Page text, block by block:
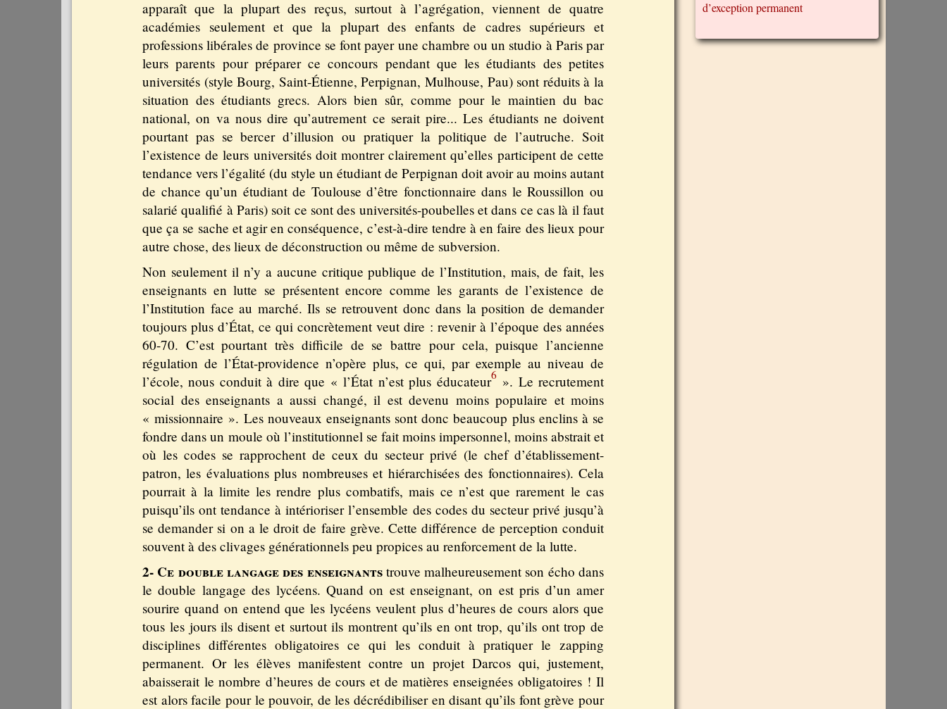
apparaît que la plupart des reçus, surtout à l’agrégation, viennent de quatre
académies seulement et que la plupart des enfants de cadres supérieurs et
professions libérales de province se font payer une chambre ou un studio à Paris par
leurs parents pour préparer ce concours pendant que les étudiants des petites
universités (style Bourg, Saint-Étienne, Perpignan, Mulhouse, Pau) sont réduits à la
situation des étudiants grecs. Alors bien sûr, comme pour le maintien du bac
national, on va nous dire qu’autrement ce serait pire... Les étudiants ne doivent
pourtant pas se bercer d’illusion ou pratiquer la politique de l’autruche. Soit
l’existence de leurs universités doit montrer clairement qu’elles participent de cette
tendance vers l’égalité (du style un étudiant de Perpignan doit avoir au moins autant
de chance qu’un étudiant de Toulouse d’être fonctionnaire dans le Roussillon ou
salarié qualifié à Paris) soit ce sont des universités-poubelles et dans ce cas là il faut
que ça se sache et agir en conséquence, c’est-à-dire tendre à en faire des lieux pour
autre chose, des lieux de déconstruction ou même de subversion.
Non seulement il n’y a aucune critique publique de l’Institution, mais, de fait, les
enseignants en lutte se présentent encore comme les garants de l’existence de
l’Institution face au marché. Ils se retrouvent donc dans la position de demander
toujours plus d’État, ce qui concrètement veut dire : revenir à l’époque des années
60-70. C’est pourtant très difficile de se battre pour cela, puisque l’ancienne
régulation de l’État-providence n’opère plus, ce qui, par exemple au niveau de
l’école, nous conduit à dire que « l’État n’est plus éducateur6». Le recrutement
social des enseignants a aussi changé, il est devenu moins populaire et moins
« missionnaire ». Les nouveaux enseignants sont donc beaucoup plus enclins à se
fondre dans un moule où l’institutionnel se fait moins impersonnel, moins abstrait et
où les codes se rapprochent de ceux du secteur privé (le chef d’établissement-
patron, les évaluations plus nombreuses et hiérarchisées des fonctionnaires). Cela
pourrait à la limite les rendre plus combatifs, mais ce n’est que rarement le cas
puisqu’ils ont tendance à intérioriser l’ensemble des codes du secteur privé jusqu’à
se demander si on a le droit de faire grève. Cette différence de perception conduit
souvent à des clivages générationnels peu propices au renforcement de la lutte.
2- Ce double langage des enseignantstrouve malheureusement son écho dans
le double langage des lycéens. Quand on est enseignant, on est pris d’un amer
sourire quand on entend que les lycéens veulent plus d’heures de cours alors que
tous les jours ils disent et surtout ils montrent qu’ils en ont trop, qu’ils ont trop de
disciplines différentes obligatoires ce qui les conduit à pratiquer le zapping
permanent. Or les élèves manifestent contre un projet Darcos qui, justement,
abaisserait le nombre d’heures de cours et de matières enseignées obligatoires ! Il
est alors facile pour le pouvoir, de les décrédibiliser en disant qu’ils font grève pour
d’exception permanent